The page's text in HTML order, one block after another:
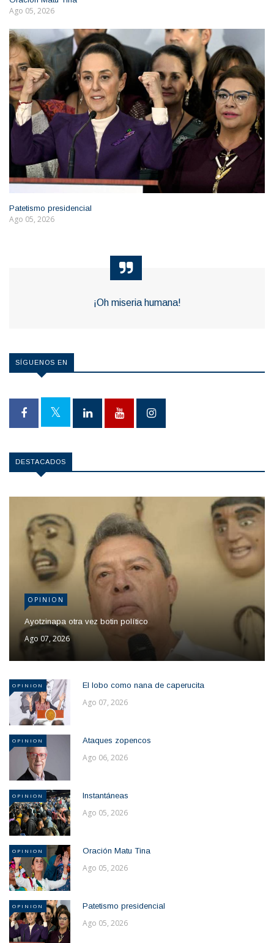
Ago 05, 2026
Patetismo presidencial
Ago 05, 2026
¡Oh miseria humana!
SÍGUENOS EN
DESTACADOS
OPINION
Ayotzinapa otra vez botin político
Ago 07, 2026
OPINION El lobo como nana de caperucita
Ago 07, 2026
OPINION Ataques zopencos
Ago 06, 2026
OPINION Instantáneas
Ago 05, 2026
OPINION Oración Matu Tina
Ago 05, 2026
OPINION Patetismo presidencial
Ago 05, 2026